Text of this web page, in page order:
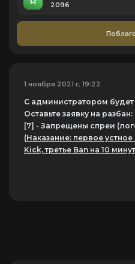
2096
1 ноября 2021 г, 19:22
С администратором
Оставьте заявку на
[7] - Запрещены спреи
(Наказание: первое
Kick, третье Ban на 10 минут